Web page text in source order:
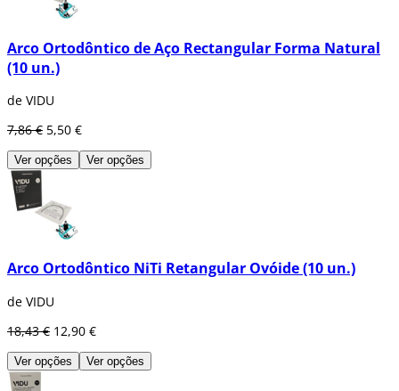
Arco Ortodôntico de Aço Rectangular Forma Natural
(10 un.)
de VIDU
7,86 € 5,50 €
Ver opções Ver opções
Arco Ortodôntico NiTi Retangular Ovóide (10 un.)
de VIDU
18,43 € 12,90 €
Ver opções Ver opções